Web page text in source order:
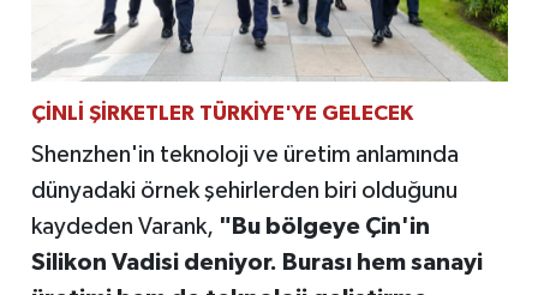
ÇİNLİ ŞİRKETLER TÜRKİYE'YE GELECEK
Shenzhen'in teknoloji ve üretim anlamında
dünyadaki örnek şehirlerden biri olduğunu
kaydeden Varank, "Bu bölgeye Çin'in
Silikon Vadisi deniyor. Burası hem sanayi